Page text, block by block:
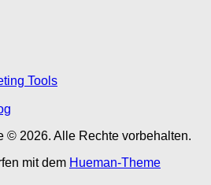
Tools
© 2026. Alle Rechte vorbehalten.
mit dem Hueman-Theme